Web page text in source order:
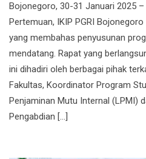
Bojonegoro, 30-31 Januari 2025
Pertemuan, IKIP PGRI
yang membahas penyusunan
mendatang. Rapat yang
ini dihadiri oleh berbagai pihak
Fakultas, Koordinator Program
Penjaminan Mutu Internal (LPMI)
Pengabdian […]